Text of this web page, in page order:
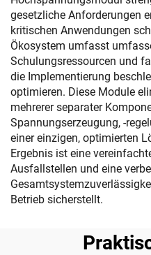
gesetzliche Anforderungen
kritischen Anwendungen
Ökosystem umfasst
Schulungsressourcen und
die Implementierung
optimieren. Diese Module
mehrerer separater
Spannungserzeugung, -
einer einzigen, optimierten
Ergebnis ist eine
Ausfallstellen und eine
Betrieb sicherstellt.